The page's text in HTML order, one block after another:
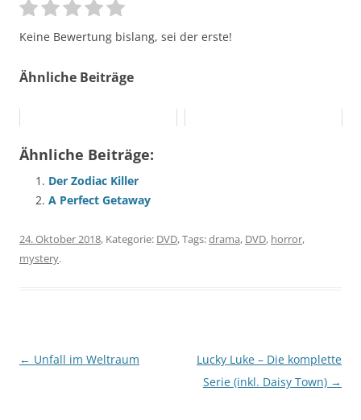
Keine Bewertung bislang, sei der erste!
Ähnliche Beiträge
Ähnliche Beiträge:
Der Zodiac Killer
A Perfect Getaway
24. Oktober 2018, Kategorie: DVD, Tags:drama, DVD, horror,
mystery.
Beitragsnavigation
← Unfall im Weltraum
Lucky Luke – Die komplette
Serie (inkl. Daisy Town) →